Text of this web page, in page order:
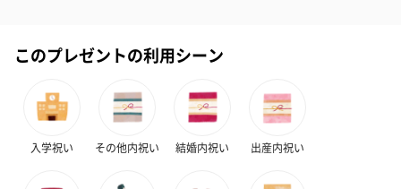
おつまみ・その他
お酒にぴったりのおつまみ・サプリを同梱してお届けいたしま
す。
このプレゼントの利用シーン
入学祝い その他内祝い 結婚内祝い 出産内祝い